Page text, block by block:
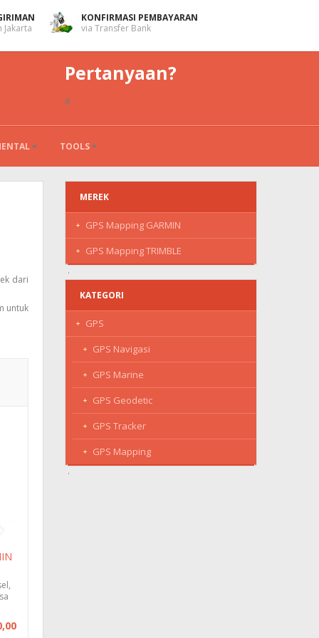
Jakarta
KONFIRMASI PEMBAYARAN
via Transfer Bank
Pertanyaan?
#
TOOLS
dari
untuk
MEREK
GPS Mapping GARMIN
GPS Mapping TRIMBLE
KATEGORI
GPS
GPS Navigasi
GPS Marine
GPS Geodetic
GPS Tracker
GPS Mapping